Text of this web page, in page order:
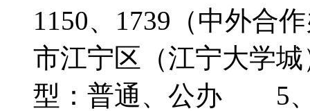
1150、1739（中外
市江宁区（江宁大学
型：普通、公办 5